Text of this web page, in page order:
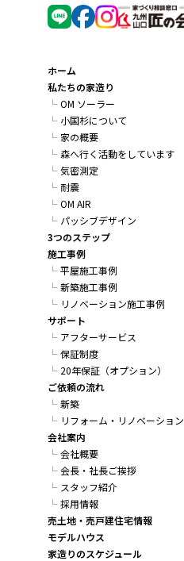
ホーム
私たちの家造り
OM ソーラー
小国杉について
家の概要
森へ行く活動をしています
気密測定
耐震
OM AIR
パッシブデザイン
3つのステップ
施工事例
平屋施工事例
新築施工事例
リノベーション施工事例
サポート
アフターサービス
保証制度
20年保証（オプション）
ご依頼の流れ
新築
リフォーム・リノベーション
会社案内
会社概要
会長・社長ご挨拶
スタッフ紹介
採用情報
売土地・売戸建住宅情報
モデルハウス
家造りのスケジュール